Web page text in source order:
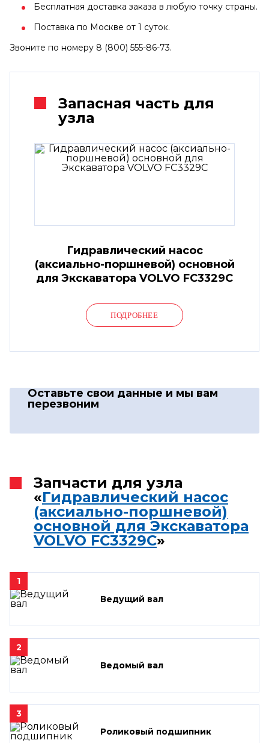
Бесплатная доставка заказа в любую точку страны.
Поставка по Москве от 1 суток.
Звоните по номеру 8 (800) 555-86-73.
Запасная часть для
узла
Гидравлический насос
(аксиально-поршневой) основной
для Экскаватора VOLVO FC3329C
ПОДРОБНЕЕ
Оставьте свои данные и мы вам
перезвоним
Запчасти для узла
«Гидравлический насос
(аксиально-поршневой)
основной для Экскаватора
VOLVO FC3329C»
1
Ведущий вал
2
Ведомый вал
3
Роликовый подшипник